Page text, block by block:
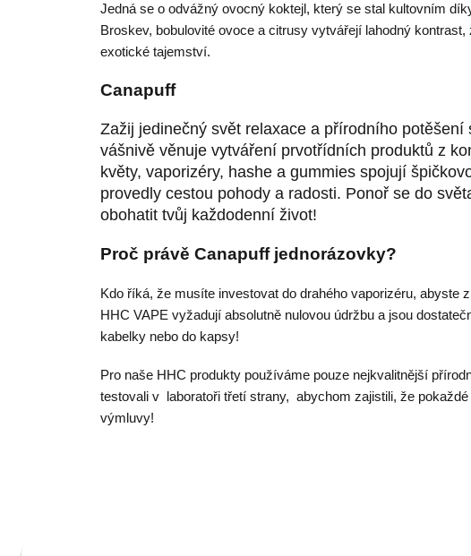
Jedná se o odvážný ovocný koktejl, který se stal kultovním
Broskev, bobulovité ovoce a citrusy vytvářejí lahodný
exotické tajemství.
Canapuff
Zažij jedinečný svět relaxace a přírodního
vášnivě věnuje vytváření prvotřídních produktů z
květy, vaporizéry, hashe a gummies spojují
provedly cestou pohody a radosti. Ponoř se do
obohatit tvůj každodenní život!
Proč právě Canapuff jednorázovky?
Kdo říká, že musíte investovat do drahého vaporizéru, abyste
HHC VAPE vyžadují absolutně nulovou údržbu a jsou
kabelky nebo do kapsy!
Pro naše HHC produkty používáme pouze nejkvalitnější
testovali v laboratoři třetí strany, abychom zajistili, že
výmluvy!